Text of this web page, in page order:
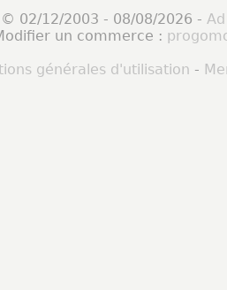
© 02/12/2003 - 08/08/2026 -
un commerce :
générales d'utilisation -